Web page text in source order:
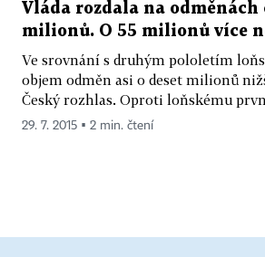
Vláda rozdala na odměnách
milionů. O 55 milionů více
Ve srovnání s druhým pololetím
objem odměn asi o deset milionů
Český rozhlas. Oproti loňskému
29. 7. 2015 ▪ 2 min. čtení